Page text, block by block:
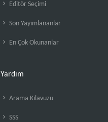
Editör Seçimi
Son Yayımlananlar
En Çok Okunanlar
Yardım
Arama Kılavuzu
SSS